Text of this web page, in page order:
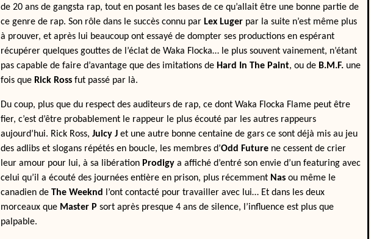
de 20 ans de gangsta rap, tout en posant les bases de ce qu’allait être une bonne partie de
ce genre de rap. Son rôle dans le succès connu par Lex Luger par la suite n’est même plus
à prouver, et après lui beaucoup ont essayé de dompter ses productions en espérant
récupérer quelques gouttes de l’éclat de Waka Flocka… le plus souvent vainement, n’étant
pas capable de faire d’avantage que des imitations de Hard In The Paint, ou de B.M.F. une
fois que Rick Ross fut passé par là.
Du coup, plus que du respect des auditeurs de rap, ce dont Waka Flocka Flame peut être
fier, c’est d’être probablement le rappeur le plus écouté par les autres rappeurs
aujourd’hui. Rick Ross, Juicy J et une autre bonne centaine de gars ce sont déjà mis au jeu
des adlibs et slogans répétés en boucle, les membres d’Odd Future ne cessent de crier
leur amour pour lui, à sa libération Prodigy a affiché d’entré son envie d’un featuring avec
celui qu’il a écouté des journées entière en prison, plus récemment Nas ou même le
canadien de The Weeknd
l’ont contacté pour travailler avec lui… Et dans les deux
morceaux que Master P sort après presque 4 ans de silence, l’influence est plus que
palpable.